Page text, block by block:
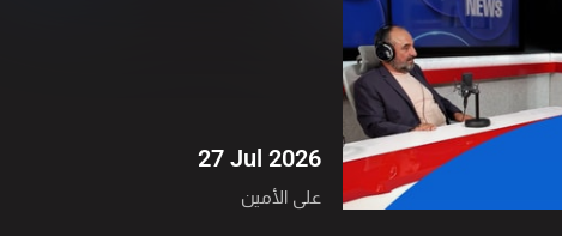
27 Jul 2026
علي الأمين